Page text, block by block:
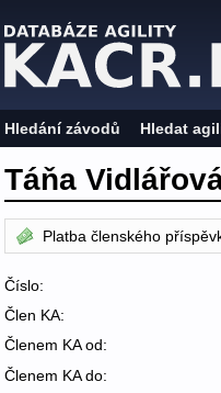
Hledání závodů Hledat
Táňa
Platba členského
Číslo:
Člen KA:
Členem KA od:
Členem KA do: